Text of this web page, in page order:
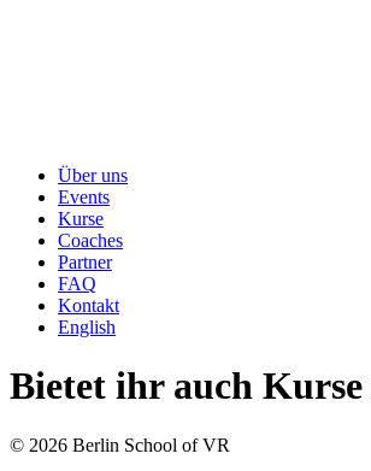
Über uns
Events
Kurse
Coaches
Partner
FAQ
Kontakt
English
Bietet ihr auch
© 2026 Berlin School of VR